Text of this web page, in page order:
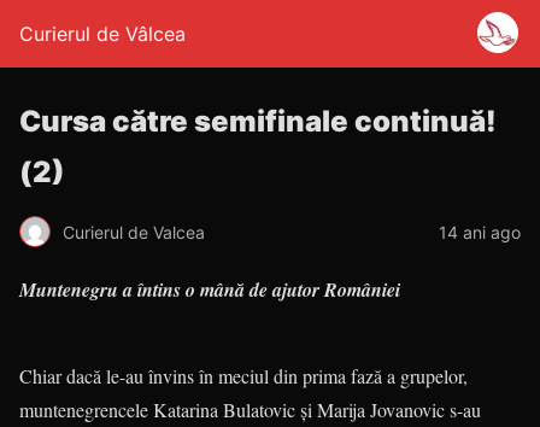
Curierul de Vâlcea
Cursa către semifinale continuă!
(2)
Curierul de Valcea 14 ani ago
Muntenegru a întins o mână de ajutor României
Chiar dacă le-au învins în meciul din prima fază a grupelor,
muntenegrencele Katarina Bulatovic şi Marija Jovanovic s-au